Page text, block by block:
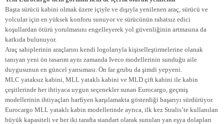
Başta sürücü kabini olmak üzere içiyle ve dışıyla yenilenen araç, sürücü ve
yolcular için en yüksek konforu sunuyor ve sürücünün rahatsız edici
koşullardan ötürü yorulmasını engelleyerek yol güvenliğinin artmasına da
katkıda bulunuyor.
Araç sahiplerinin araçlarını kendi logolarıyla kişiselleştirmelerine olanak
tanıyan yeni ön tasarım aynı zamanda Iveco modellerinin sunduğu aile
duygusunun en güncel yansıması. Ön far grubu da şimdi yepyeni.
MLC yataksız kabini, MLL yataklı kabini ve MLD çift kabini ile kabin
çeşitlerinde her ihtiyaca uygun seçenekler sunan Eurocargo, geçmiş
modellerinin ihtiyaçları harfiyen karşılamakta gösterdiği başarıyı sürdürüyor.
Eurocargo MLL yataklı kabin modellerinde ayrıca, ilk kez Stralis’te kullanılan
büyük kapasiteli ve her iki tarafta standart olarak sunulan yan eşya dolapları